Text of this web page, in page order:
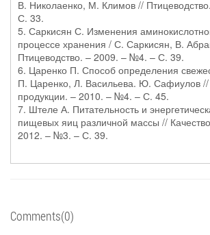
В. Николаенко, М. Климов //
С. 33.
5. Саркисян С. Изменения
процессе хранения / С. Саркисян, В.
Птицеводство. – 2009. – №4. – С. 39.
6. Царенко П. Способ определения
П. Царенко, Л. Васильева. Ю. Сафиулов //
продукции. – 2010. – №4. – С. 45.
7. Штеле А. Питательность и
пищевых яиц различной массы //
2012. – №3. – С. 39.
Comments(0)